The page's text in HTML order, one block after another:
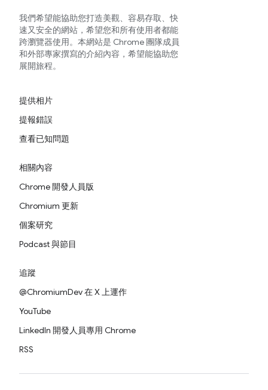
我們希望能協助您打造美觀、容易存取、快
速又安全的網站，希望您和所有使用者都能
跨瀏覽器使用。本網站是 Chrome 團隊成員
和外部專家撰寫的介紹內容，希望能協助您
展開旅程。
提供相片
提報錯誤
查看已知問題
相關內容
Chrome 開發人員版
Chromium 更新
個案研究
Podcast 與節目
追蹤
@ChromiumDev 在 X 上運作
YouTube
LinkedIn 開發人員專用 Chrome
RSS